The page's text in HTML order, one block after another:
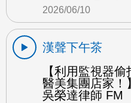
2026/06/10
漢聲下午茶
【利用監視器
醫美集團店家！
吳榮達律師 FM